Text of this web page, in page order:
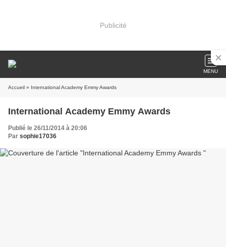
Publicité
MENU
Accueil » International Academy Emmy Awards
International Academy Emmy Awards
Publié le 26/11/2014 à 20:06
Par sophie17036